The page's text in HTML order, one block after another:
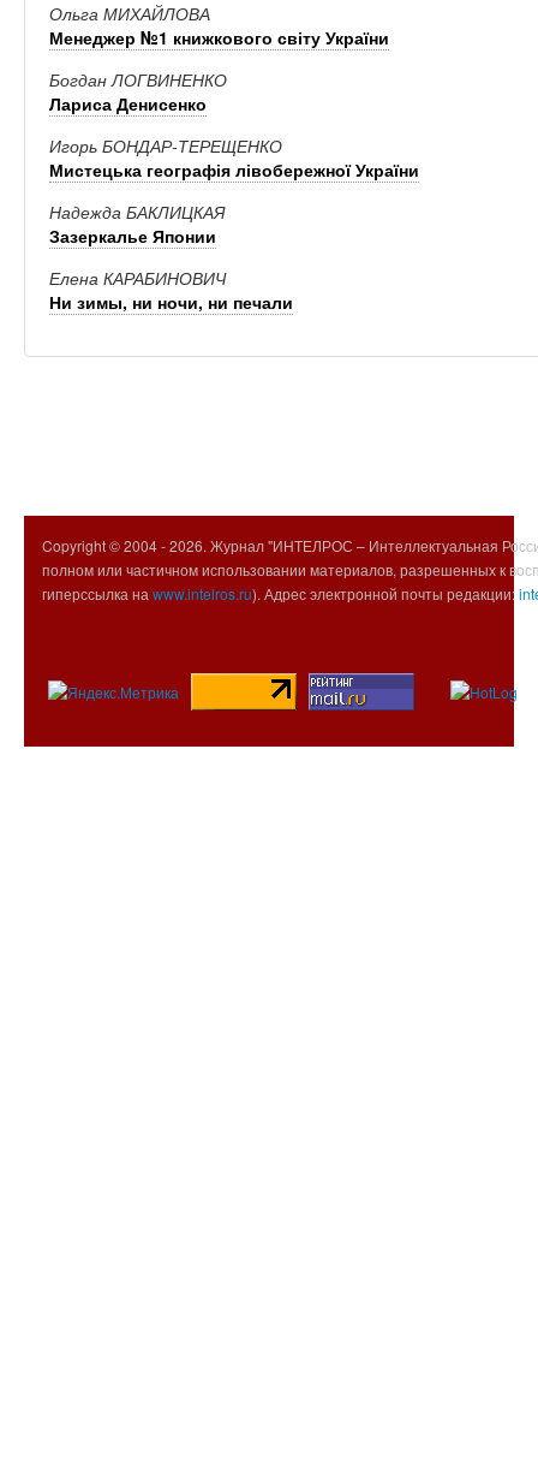
Ольга МИХАЙЛОВА
Менеджер №1 книжкового світу України
Богдан ЛОГВИНЕНКО
Лариса Денисенко
Игорь БОНДАР-ТЕРЕЩЕНКО
Мистецька географія лівобережної України
Надежда БАКЛИЦКАЯ
Зазеркалье Японии
Елена КАРАБИНОВИЧ
Ни зимы, ни ночи, ни печали
Copyright © 2004 -2026. Журнал "ИНТЕЛРОС – Интеллектуальная
полном или частичном использовании материалов, разрешенных к
гиперссылка на www.intelros.ru). Адрес электронной почты редакции: